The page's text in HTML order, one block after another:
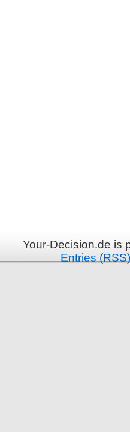
Your-Decision.de is
Entries (RSS)